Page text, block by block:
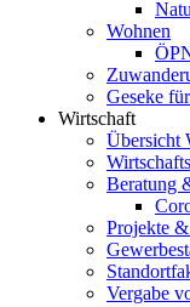
Wohnen
Geseke
Wirtschaft
Übersicht
Beratung
Projekte
Vergabe